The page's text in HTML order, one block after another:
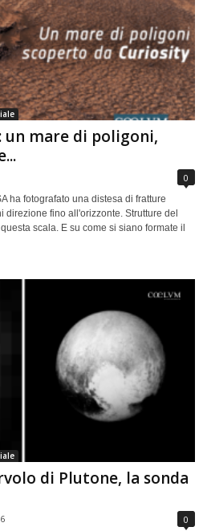
un mare di poligoni,
0
ha fotografato una distesa di fratture
direzione fino all'orizzonte. Strutture del
scala. E su come si siano formate il
di Plutone, la sonda
0